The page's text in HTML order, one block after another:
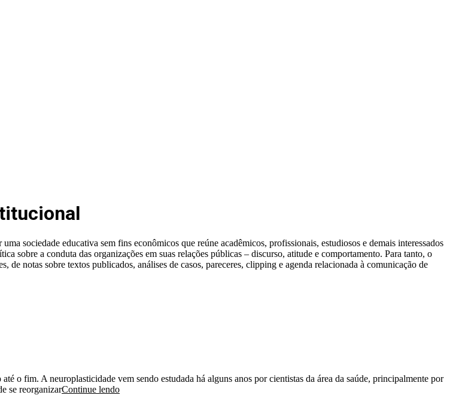
sociedade educativa sem fins econômicos que reúne acadêmicos, profissionais, estudiosos e demais interessados
sobre a conduta das organizações em suas relações públicas – discurso, atitude e comportamento. Para tanto, o
notas sobre textos publicados, análises de casos, pareceres, clipping e agenda relacionada à comunicação de
o fim. A neuroplasticidade vem sendo estudada há alguns anos por cientistas da área da saúde, principalmente por
se reorganizarContinue lendo